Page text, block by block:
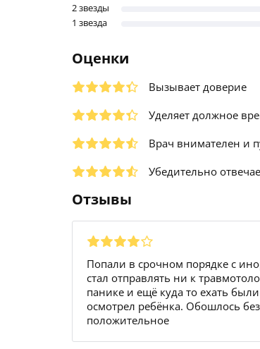
2 звезды
1 звезда
Оценки
Вызывает доверие
Уделяет должное
Врач внимателен и
Убедительно
Отзывы
Попали в срочном порядке с
стал отправлять ни к
панике и ещё куда то ехать
осмотрел ребёнка. Обошлось
положительное